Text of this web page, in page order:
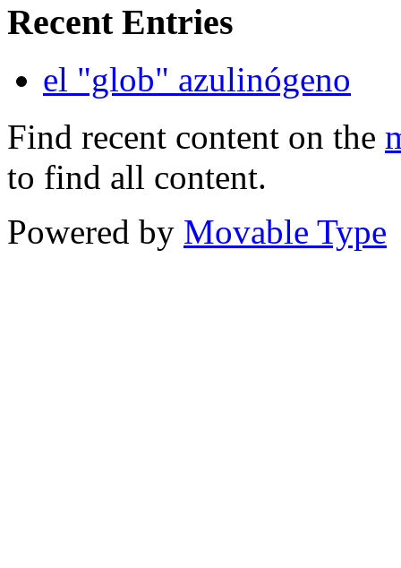
Recent Entries
el "glob" azulinógeno
Find recent content on the
to find all content.
Powered by Movable Type